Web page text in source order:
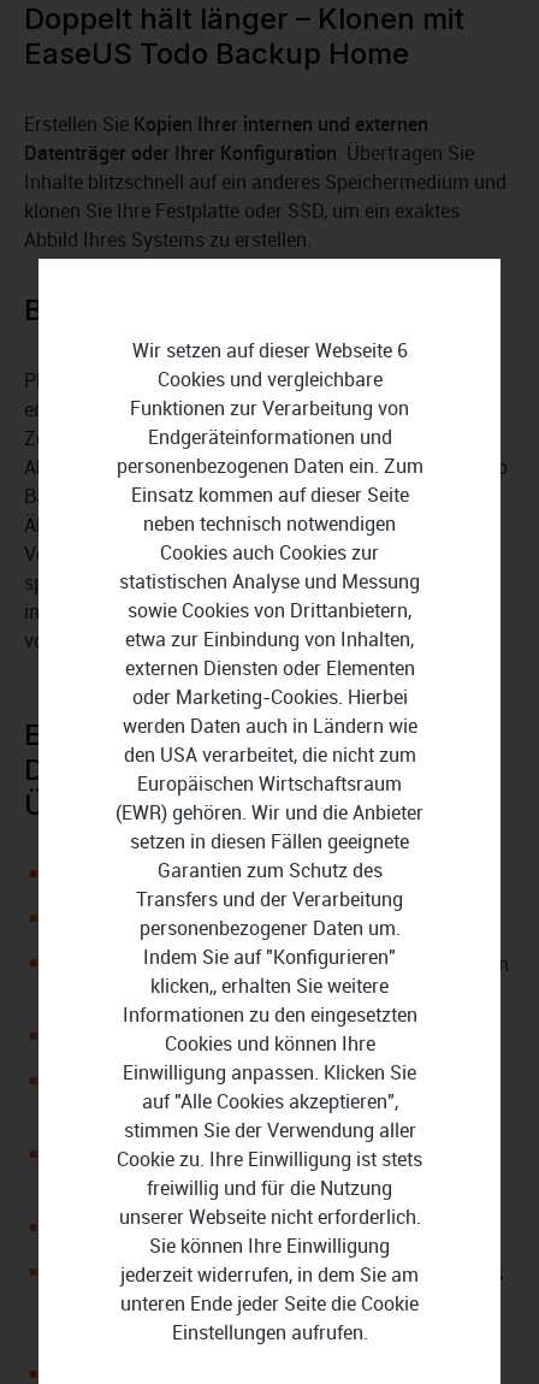
Doppelt hält länger – Klonen mit
EaseUS Todo Backup Home
Erstellen Sie Kopien Ihrer internen und externen
Datenträger oder Ihrer Konfiguration. Übertragen Sie
Inhalte blitzschnell auf ein anderes Speichermedium und
klonen Sie Ihre Festplatte oder SSD, um ein exaktes
Abbild Ihres Systems zu erstellen.
Backup-Vielfalt für Ihre Daten
Planen Sie die automatische Ausführung von Backups
entweder ereignisbasiert oder in definierten
Zeitintervallen wie täglich, wöchentlich und monatlich.
Abhängig von Ihren Anforderungen erlaubt EaseUS Todo
Backup Home inkrementelle oder differenzielle Backups.
Ältere Dateikopien sichert die Software als alternative
Version oder überschreibt sie, um Speicherplatz zu
sparen. Sensible Informationen sichern Sie mit dem
integrierten Passwortschutzund einerVerschlüsselung
vor unberechtigten Zugriffen.
EaseUS Todo Backup Home
Dauerversion Download in der
Übersicht:
Lizenz für Verwendung auf 1 Windows-PC
Unbegrenzte Dauerversion
Software für die Datenrettung und Datensicherung von
Privatnutzern
Mit Sicherheitszone zum Schutz vor Ransomware
Sichert Dateien, Ordner, Partitionen, Festplatten und
Eignet sich zur schnellen Wiederherstellung nach
einem Crash
Erstellt Sicherungen nach flexiblen Backup-Strategien
Unterstützt Hot Backups während des Systembetriebs
sowie vollständige, differentielle und inkrementelle
Wir setzen auf dieser Webseite 6
Cookies und vergleichbare
Funktionen zur Verarbeitung von
Endgeräteinformationen und
personenbezogenen Daten ein. Zum
Einsatz kommen auf dieser Seite
neben technisch notwendigen
Cookies auch Cookies zur
statistischen Analyse und Messung
sowie Cookies von Drittanbietern,
etwa zur Einbindung von Inhalten,
externen Diensten oder Elementen
oder Marketing-Cookies. Hierbei
werden Daten auch in Ländern wie
den USA verarbeitet, die nicht zum
Europäischen Wirtschaftsraum
(EWR) gehören. Wir und die Anbieter
setzen in diesen Fällen geeignete
Garantien zum Schutz des
Transfers und der Verarbeitung
personenbezogener Daten um.
Indem Sie auf "Konfigurieren"
klicken,, erhalten Sie weitere
Informationen zu den eingesetzten
Cookies und können Ihre
Einwilligung anpassen. Klicken Sie
auf "Alle Cookies akzeptieren",
stimmen Sie der Verwendung aller
Cookie zu. Ihre Einwilligung ist stets
freiwillig und für die Nutzung
unserer Webseite nicht erforderlich.
Sie können Ihre Einwilligung
jederzeit widerrufen, in dem Sie am
unteren Ende jeder Seite die Cookie
Einstellungen aufrufen.